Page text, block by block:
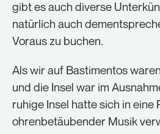
gibt es auch diverse
natürlich auch
Voraus zu buchen.
Als wir auf Bastimentos
und die Insel war im
ruhige Insel hatte sich in eine
ohrenbetäubender Musik